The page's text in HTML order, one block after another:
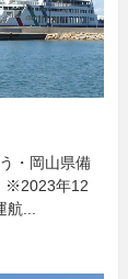
・岡山県備
※2023年12
...